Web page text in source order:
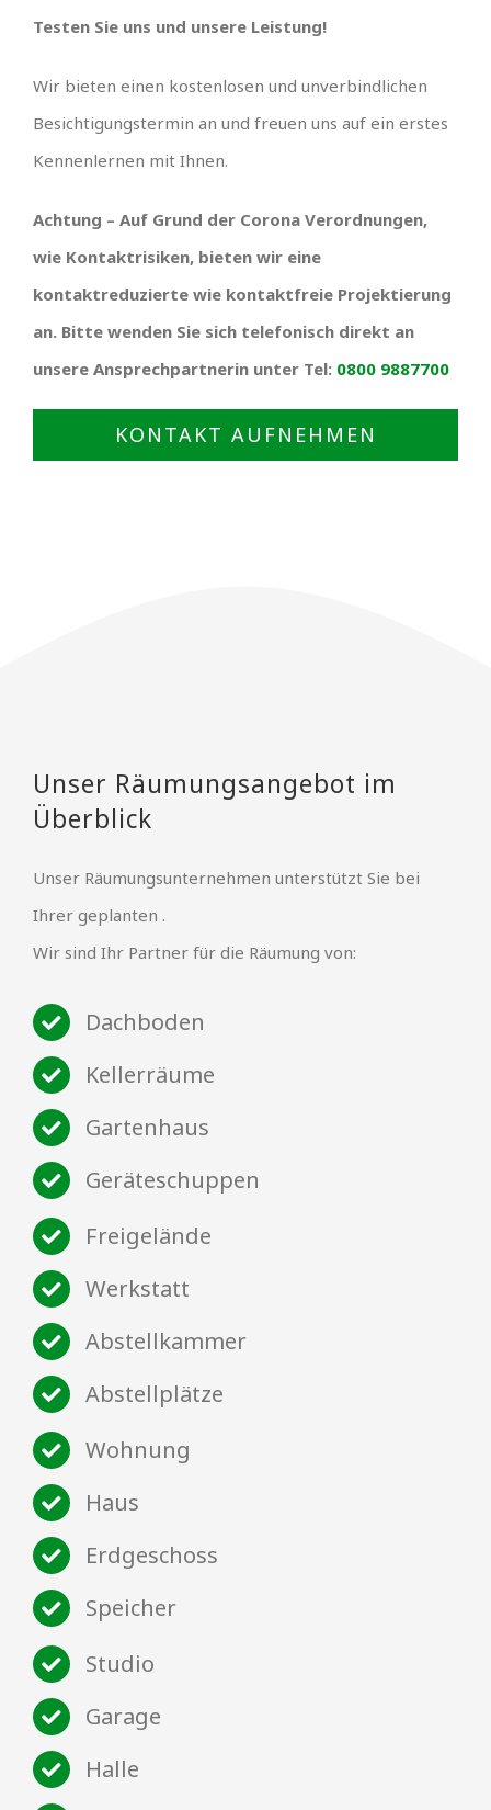
Testen Sie uns und unsere Leistung!
Wir bieten einen kostenlosen und unverbindlichen
Besichtigungstermin an und freuen uns auf ein erstes
Kennenlernen mit Ihnen.
Achtung – Auf Grund der Corona Verordnungen,
wie Kontaktrisiken, bieten wir eine
kontaktreduzierte wie kontaktfreie Projektierung
an. Bitte wenden Sie sich telefonisch direkt an
unsere Ansprechpartnerin unter Tel: 0800 9887700
KONTAKT AUFNEHMEN
Unser Räumungsangebot im
Überblick
Unser Räumungsunternehmen unterstützt Sie bei
Ihrer geplanten .
Wir sind Ihr Partner für die Räumung von:
Dachboden
Kellerräume
Gartenhaus
Geräteschuppen
Freigelände
Werkstatt
Abstellkammer
Abstellplätze
Wohnung
Haus
Erdgeschoss
Speicher
Studio
Garage
Halle